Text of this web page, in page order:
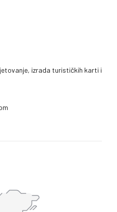
izrada turističkih karti i